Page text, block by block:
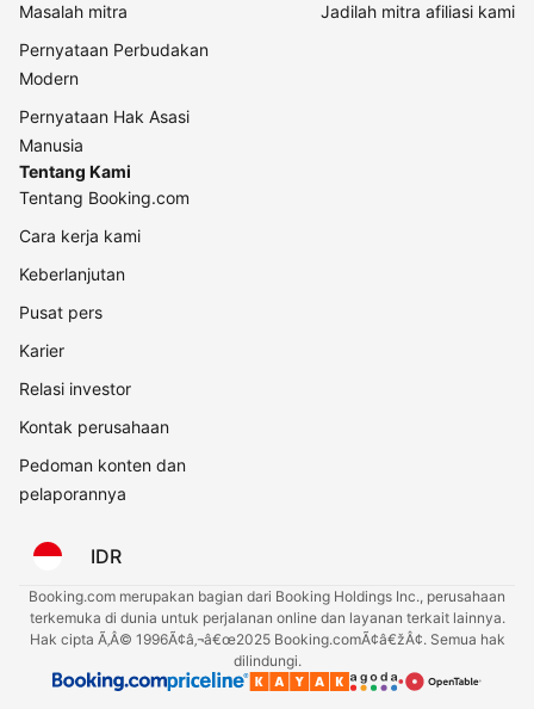
Masalah mitra
Pernyataan Perbudakan
Modern
Pernyataan Hak Asasi
Manusia
Jadilah mitra afiliasi kami
Tentang Kami
Tentang Booking.com
Cara kerja kami
Keberlanjutan
Pusat pers
Karier
Relasi investor
Kontak perusahaan
Pedoman konten dan
pelaporannya
IDR
Booking.com merupakan bagian dari Booking Holdings Inc., perusahaan
terkemuka di dunia untuk perjalanan online dan layanan terkait lainnya.
Hak cipta Ã‚Â© 1996Ã¢â‚¬â€œ2025 Booking.comÃ¢â€žÂ¢. Semua hak
dilindungi.